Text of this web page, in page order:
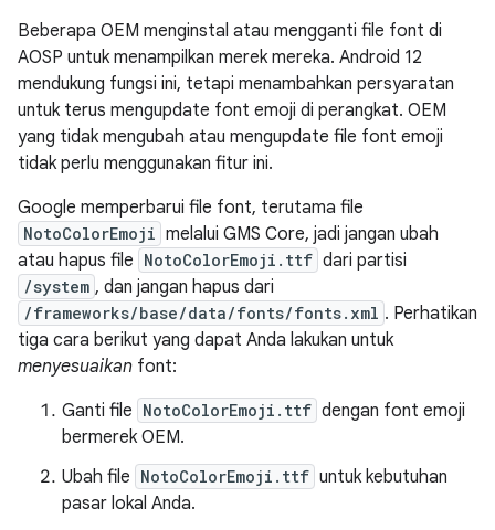
Beberapa OEM menginstal atau mengganti file font di
AOSP untuk menampilkan merek mereka. Android 12
mendukung fungsi ini, tetapi menambahkan persyaratan
untuk terus mengupdate font emoji di perangkat. OEM
yang tidak mengubah atau mengupdate file font emoji
tidak perlu menggunakan fitur ini.
Google memperbarui file font, terutama file
NotoColorEmoji melalui GMS Core, jadi jangan ubah
atau hapus file NotoColorEmoji.ttf dari partisi
/system , dan jangan hapus dari
/frameworks/base/data/fonts/fonts.xml . Perhatikan
tiga cara berikut yang dapat Anda lakukan untuk
menyesuaikan font:
Ganti file NotoColorEmoji.ttf dengan font emoji
bermerek OEM.
Ubah file NotoColorEmoji.ttf untuk kebutuhan
pasar lokal Anda.